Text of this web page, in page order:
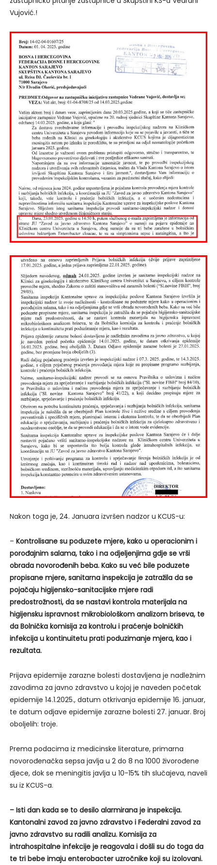
Vujović.!
Nakon toga je, 24. Januara izvršen nadzor u KCUS-u:
– Kontrolisane su poduzete mjere, kako u operacionim i
porođajnim salama, tako i na odjeljenjima gdje se vrši
obrada novorođenih beba. Kako su već bile poduzete
propisane mjere, sanitarna inspekcija je zatražila da se
pojačaju higijensko-sanitacijske mjere radi
predostrožnosti, da se nastavi kontrola materijala na
higijensku ispravnost mikrobiološkom analizom briseva, te
da Bolnička komisija za kontrolu i praćenje bolničkih
infekcija u kontinuitetu prati poduzimanje mjera, kao i
rezultata.
Prijava epidemije zarazne bolesti dostavljena je nadležnim
zavodima za javno zdravstvo u kojoj je naveden početak
epidemije 14.1.2025., datum otkrivanja epidemije 16. januar,
te datum odjave epidemije zarazne bolesti 27. januar. Broj
oboljelih: troje.
Prema podacima iz medicinske literature, primarna
novorođenačka sepsa javlja u 2 do 8 na 1000 živorođene
djece, dok se meningitis javlja u 10-15% tih slučajeva, naveli
su iz KCUS-a.
– Isti dan kada se to desilo alarmirana je inspekcija.
Kantonalni zavod za javno zdravstvo i Federalni zavod za
javno zdravstvo su radili analizu. Komisija za
intrahospitalne infekcije je reagovala i došli su do toga da
te tri bebe imaju enterobacter uzročnike koji su izolovani.